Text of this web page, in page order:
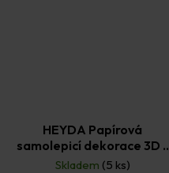
HEYDA Papírová
samolepicí dekorace 3D -
větvičky 6 ks
Skladem (5 ks)